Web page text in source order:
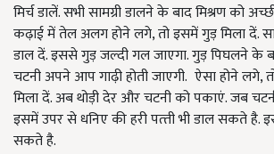
मिर्च डालें. सभी सामग्री डालने के बाद मिश्रण को
कढ़ाई में तेल अलग होने लगे, तो इसमें गुड़ मिला दें.
डाल दें. इससे गुड़ जल्‍दी गल जाएगा. गुड़ पिघलने के
चटनी अपने आप गाढ़ी होती जाएगी. ऐसा होने लगे,
मिला दें. अब थोड़ी देर और चटनी को पकाएं. जब
इसमें उपर से धनिए की हरी पत्‍ती भी डाल सकते है.
सकते है.